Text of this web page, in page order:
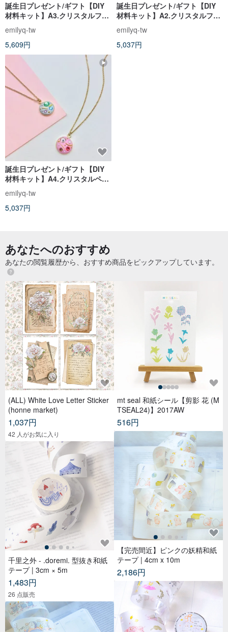
誕生日プレゼント/ギフト【DIY
材料キット】A3.クリスタルフラ
ワーヘアゴム | 選べるカラー（チ
ュートリアル動画付き）
emilyq-tw
5,609円
誕生日プレゼント/ギフト【DIY
材料キット】A2.クリスタルフラ
ワーヘアゴム | 色選択可（チュー
トリアル動画付き）
emilyq-tw
5,037円
誕生日プレゼント/ギフト【DIY
材料キット】A4.クリスタルペン
ダントネックレス | 選べるカラー
（チュートリアル動画付き）
emilyq-tw
5,037円
あなたへのおすすめ
あなたの閲覧履歴から、おすすめ商品をピックアップしています。
(ALL) White Love Letter Sticker
(honne market)
1,037円
42 人がお気に入り
千里之外 - .doremi. 型抜き和紙
テープ | 3cm × 5m
1,483円
26 点販売
mt seal 和紙シール【剪影 花 (M
TSEAL24)】2017AW
516円
【完売間近】ピンクの妖精和紙
テープ | 4cm x 10m
2,186円